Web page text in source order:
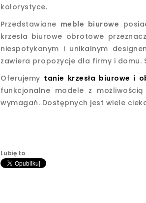
kolorystyce.
Przedstawiane meble biurowe
krzesła biurowe obrotowe
niespotykanym i unikalnym
zawiera propozycje dla firmy i domu.
Oferujemy tanie krzesła biurowe i
funkcjonalne modele z
wymagań. Dostępnych jest wiele
Lubię to